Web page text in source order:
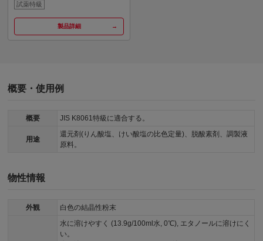
試薬特級
製品詳細
概要・使用例
概要 JIS K8061特級に適合する。
用途
還元剤(りん酸塩、けい酸塩の比色定量)、脱酸素剤、調製液
原料。
物性情報
外観 白色の結晶性粉末
水に溶けやすく (13.9g/100ml水, 0℃), エタノールに溶けにく
い。